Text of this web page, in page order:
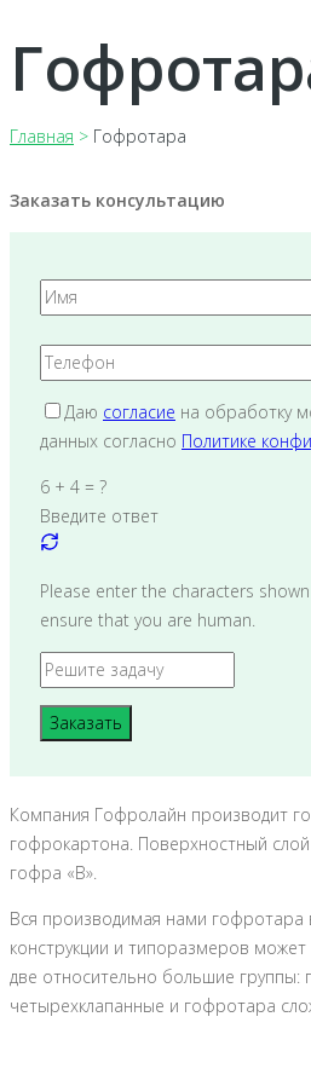
Главная > Гофротара
Заказать консультацию
Даю согласие на обработку
данных согласно Политике
6 + 4 = ?
Введите ответ
Please enter the characters shown
ensure that you are human.
Компания Гофролайн производит
гофрокартона. Поверхностный
гофра «В».
Вся производимая нами гофротара
конструкции и типоразмеров
две относительно большие группы:
четырехклапанные и гофротара